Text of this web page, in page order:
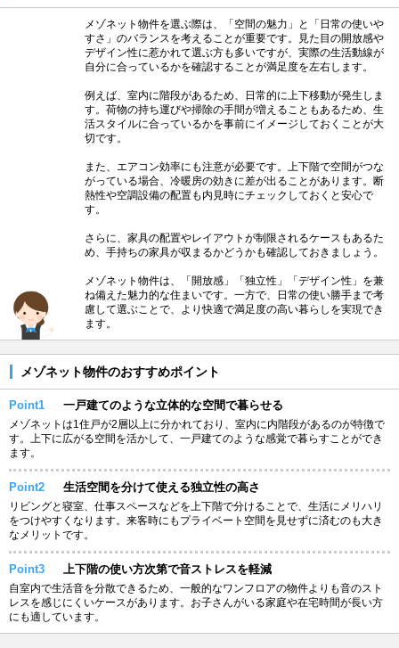
メゾネット物件を選ぶ際は、「空間の魅力」と「日常の使いや
すさ」のバランスを考えることが重要です。見た目の開放感や
デザイン性に惹かれて選ぶ方も多いですが、実際の生活動線が
自分に合っているかを確認することが満足度を左右します。
例えば、室内に階段があるため、日常的に上下移動が発生しま
す。荷物の持ち運びや掃除の手間が増えることもあるため、生
活スタイルに合っているかを事前にイメージしておくことが大
切です。
また、エアコン効率にも注意が必要です。上下階で空間がつな
がっている場合、冷暖房の効きに差が出ることがあります。断
熱性や空調設備の配置も内見時にチェックしておくと安心で
す。
さらに、家具の配置やレイアウトが制限されるケースもあるた
め、手持ちの家具が収まるかどうかも確認しておきましょう。
メゾネット物件は、「開放感」「独立性」「デザイン性」を兼
ね備えた魅力的な住まいです。一方で、日常の使い勝手まで考
慮して選ぶことで、より快適で満足度の高い暮らしを実現でき
ます。
メゾネット物件のおすすめポイント
Point1 一戸建てのような立体的な空間で暮らせる
メゾネットは1住戸が2層以上に分かれており、室内に内階段があるのが特徴で
す。上下に広がる空間を活かして、一戸建てのような感覚で暮らすことができ
ます。
Point2 生活空間を分けて使える独立性の高さ
リビングと寝室、仕事スペースなどを上下階で分けることで、生活にメリハリ
をつけやすくなります。来客時にもプライベート空間を見せずに済むのも大き
なメリットです。
Point3 上下階の使い方次第で音ストレスを軽減
自室内で生活音を分散できるため、一般的なワンフロアの物件よりも音のスト
レスを感じにくいケースがあります。お子さんがいる家庭や在宅時間が長い方
にも適しています。